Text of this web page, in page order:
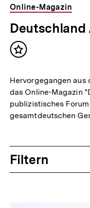
Online-Magazin
Deutschland
Inhalt
Hervorgegangen
das Online-Magazin
publizistisches
gesamtdeutschen
Filtern